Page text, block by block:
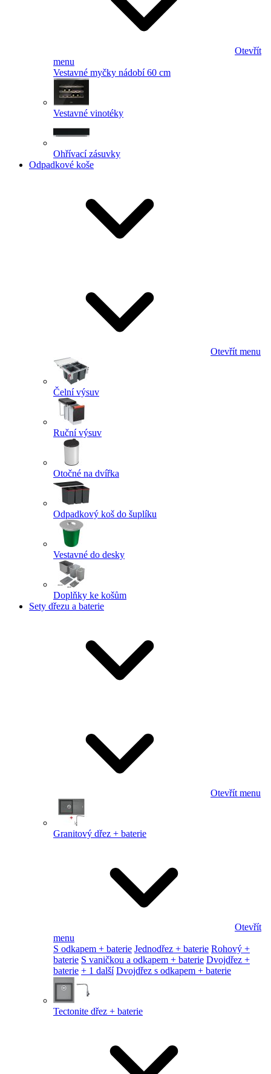
Otevřít
menu
Vestavné myčky nádobí 60 cm
Vestavné vinotéky
Ohřívací zásuvky
Odpadkové koše
Otevřít menu
Čelní výsuv
Ruční výsuv
Otočné na dvířka
Odpadkový koš do šuplíku
Vestavné do desky
Doplňky ke košům
Sety dřezu a baterie
Otevřít menu
Granitový dřez + baterie
Otevřít
menu
S odkapem + baterie Jednodřez + baterie Rohový +
baterie S vaničkou a odkapem + baterie Dvojdřez +
baterie + 1 další Dvojdřez s odkapem + baterie
Tectonite dřez + baterie